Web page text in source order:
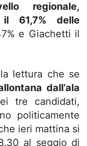
regionale,
61,7% delle
e Giachetti il
lettura che se
dall’ala
tre candidati,
politicamente
ieri mattina si
al seggio di